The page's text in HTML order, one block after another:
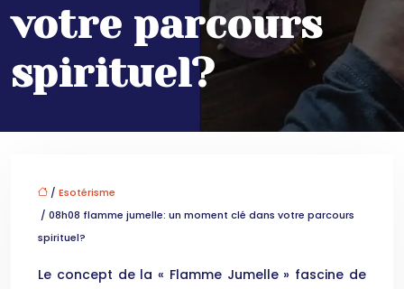
votre parcours
spirituel?
/ Esotérisme
/ 08h08 flamme jumelle: un moment clé dans votre parcours
spirituel?
Le concept de la « Flamme Jumelle » fascine de